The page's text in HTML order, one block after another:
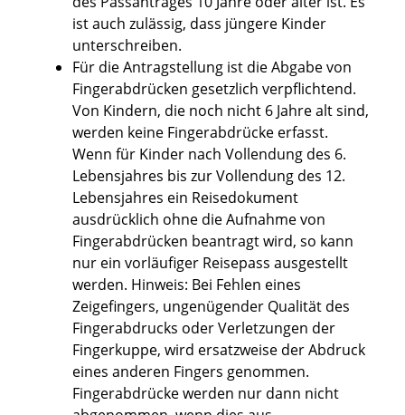
ist auch zulässig, dass jüngere Kinder
unterschreiben.
Für die Antragstellung ist die Abgabe von
Fingerabdrücken gesetzlich verpflichtend.
Von Kindern, die noch nicht 6 Jahre alt sind,
werden keine Fingerabdrücke erfasst.
Wenn für Kinder nach Vollendung des 6.
Lebensjahres bis zur Vollendung des 12.
Lebensjahres ein Reisedokument
ausdrücklich ohne die Aufnahme von
Fingerabdrücken beantragt wird, so kann
nur ein vorläufiger Reisepass ausgestellt
werden. Hinweis: Bei Fehlen eines
Zeigefingers, ungenügender Qualität des
Fingerabdrucks oder Verletzungen der
Fingerkuppe, wird ersatzweise derAbdruck
eines anderen Fingers genommen.
Fingerabdrücke werden nur dann nicht